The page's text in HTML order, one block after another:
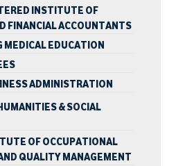
INSTITUTE OF
FINANCIAL ACCOUNTANTS
MEDICAL EDUCATION
ADMINISTRATION
& SOCIAL
OF OCCUPATIONAL
QUALITY MANAGEMENT